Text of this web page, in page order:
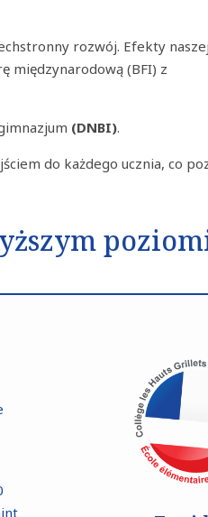
rozwój. Efekty
międzynarodową (BFI) z
(DNBI).
do każdego ucznia, co